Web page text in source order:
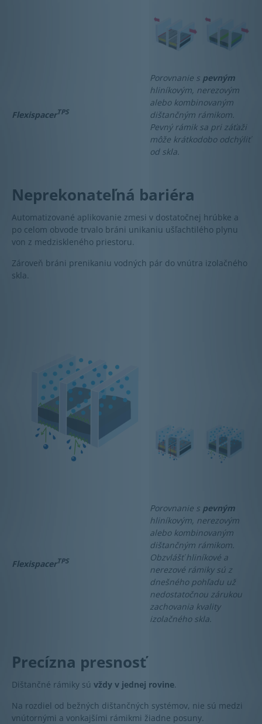
FlexispacerTPS
Porovnanie s pevným
hliníkovým, nerezovým
alebo kombinovaným
dištančným rámikom.
Pevný rámik sa pri záťaži
môže krátkodobo odchýliť
od skla.
Neprekonateľná bariéra
Automatizované aplikovanie zmesi v dostatočnej hrúbke a
po celom obvode trvalo bráni unikaniu ušľachtilého plynu
von z medziskleného priestoru.
Zároveň bráni prenikaniu vodných pár do vnútra izolačného
skla.
FlexispacerTPS
Porovnanie s pevným
hliníkovým, nerezovým
alebo kombinovaným
dištančným rámikom.
Obzvlášť hliníkové a
nerezové rámiky sú z
dnešného pohľadu už
nedostatočnou zárukou
zachovania kvality
izolačného skla.
Precízna presnosť
Dištančné rámiky sú vždy v jednej rovine.
Na rozdiel od bežných dištančných systémov, nie sú medzi
vnútornými a vonkajšími rámikmi žiadne posuny.